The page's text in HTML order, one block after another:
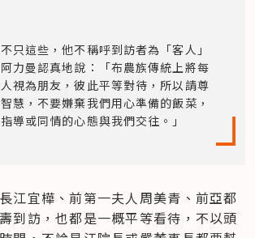
只這些，他不稱呼到訪者為「客人」
力曼認真地說：「布農族傳統上將每
視為朋友，彼此平等對待，所以請尊
慧，不要嫌棄我們用心準備的飯菜，
導或同情的心態與我們交往。」
江宜樺、前第一夫人周美青、前亞都
到訪，也都是一概平等看待，不以頭